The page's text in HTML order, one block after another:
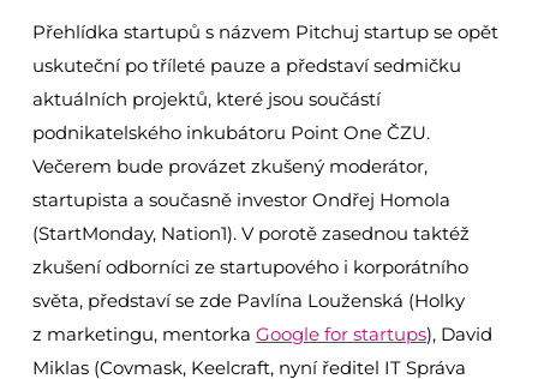
Přehlídka startupů s názvem Pitchuj startup se opět
uskuteční po tříleté pauze a představí sedmičku
aktuálních projektů, které jsou součástí
podnikatelského inkubátoru Point One ČZU.
Večerem bude provázet zkušený moderátor,
startupista a současně investor Ondřej Homola
(StartMonday, Nation1). V porotě zasednou taktéž
zkušení odborníci ze startupového i korporátního
světa, představí se zde Pavlína Louženská (Holky
z marketingu, mentorka Google for startups), David
Miklas (Covmask, Keelcraft, nyní ředitel IT Správa